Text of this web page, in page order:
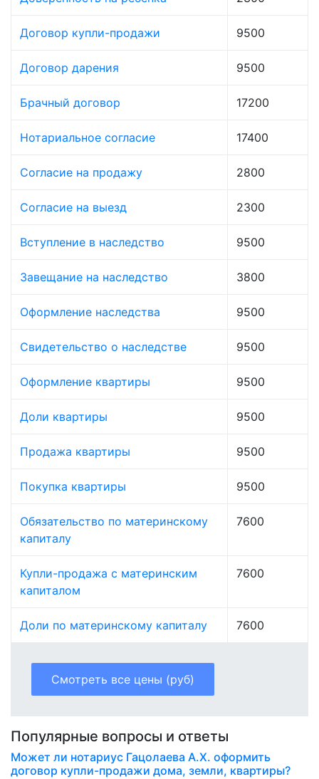
Договор купли-продажи 9500
Договор дарения 9500
Брачный договор 17200
Нотариальное согласие 17400
Согласие на продажу 2800
Согласие на выезд 2300
Вступление в наследство 9500
Завещание на наследство 3800
Оформление наследства 9500
Свидетельство о наследстве 9500
Оформление квартиры 9500
Доли квартиры 9500
Продажа квартиры 9500
Покупка квартиры 9500
Обязательство по материнскому
капиталу
7600
Купли-продажа с материнским
капиталом
7600
Доли по материнскому капиталу 7600
Смотреть все цены (руб)
Популярные вопросы и ответы
Может ли нотариус Гацолаева А.Х. оформить
договор купли-продажи дома, земли, квартиры?